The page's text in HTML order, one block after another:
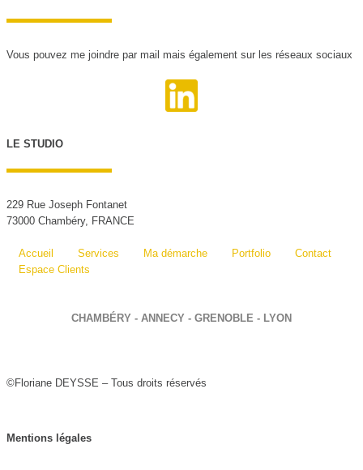
Vous pouvez me joindre par mail mais également sur les réseaux sociaux
LE STUDIO
229 Rue Joseph Fontanet
73000 Chambéry, FRANCE
Accueil Services Ma démarche Portfolio
Contact
Espace Clients
CHAMBÉRY - ANNECY - GRENOBLE - LYON
©Floriane DEYSSE – Tous droits réservés
Mentions légales